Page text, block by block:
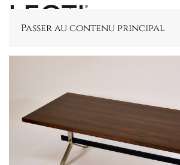
Passer au contenu principal